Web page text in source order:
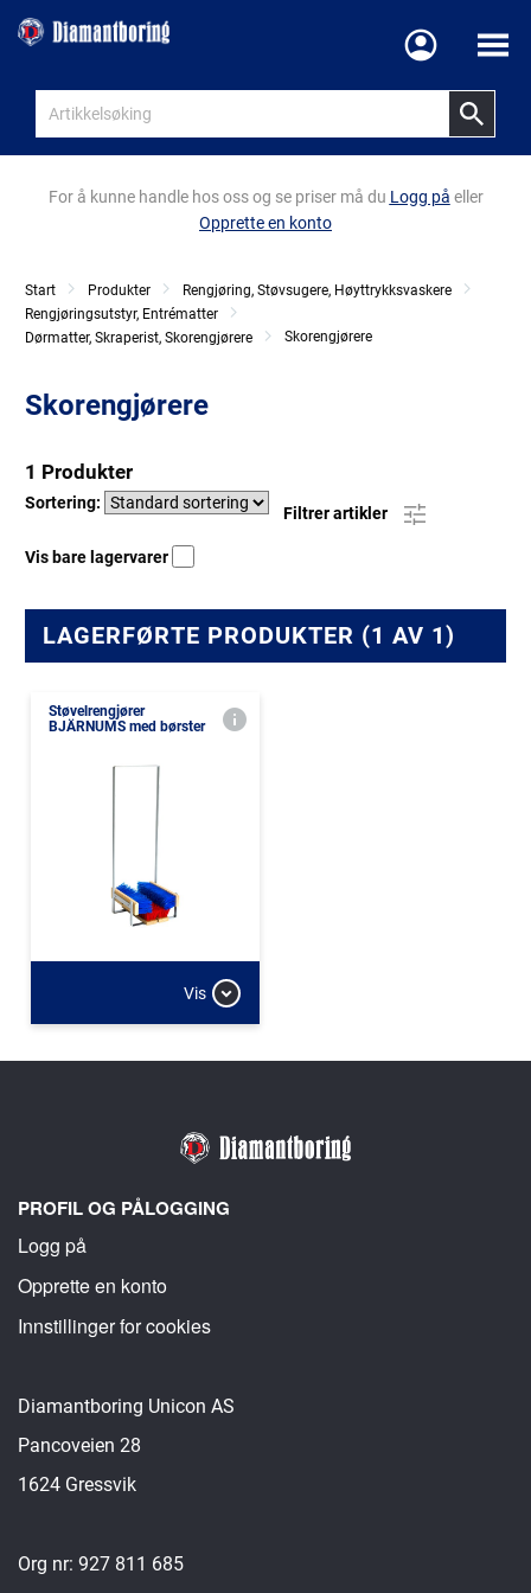
Meny
For å kunne handle hos oss og se priser må du Logg på eller
Opprette en konto
Start Produkter
Rengjøring, Støvsugere, Høyttrykksvaskere
Rengjøringsutstyr, Entrématter
Dørmatter, Skraperist, Skorengjørere
Skorengjørere
Skorengjørere
1 Produkter
Sortering:
Filtrer artikler
Vis bare lagervarer
LAGERFØRTE PRODUKTER (1 AV 1)
Støvelrengjører
BJÄRNUMS med børster
Vis
PROFIL OG PÅLOGGING
Logg på
Opprette en konto
Innstillinger for cookies
Diamantboring Unicon AS
Pancoveien 28
1624 Gressvik
Org nr: 927 811 685